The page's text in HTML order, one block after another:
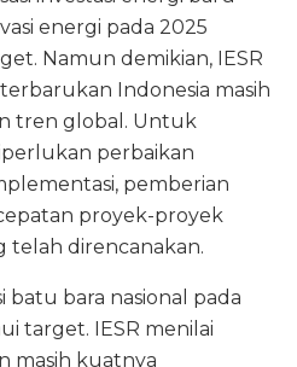
energi pada 2025
Namun demikian, IESR
Indonesia masih
tren global. Untuk
perbaikan
pemberian
proyek-proyek
telah direncanakan.
bara nasional pada
target. IESR menilai
masih kuatnya